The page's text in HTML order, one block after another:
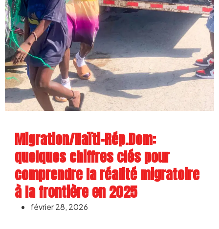
Migration/Haïti-Rép.Dom:
quelques chiffres clés pour
comprendre la réalité migratoire
à la frontière en 2025
février 28, 2026